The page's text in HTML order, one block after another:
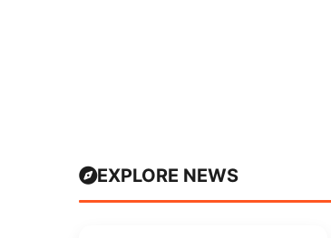
EXPLORE NEWS